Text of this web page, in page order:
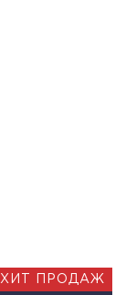
ХИТ ПРОДАЖ